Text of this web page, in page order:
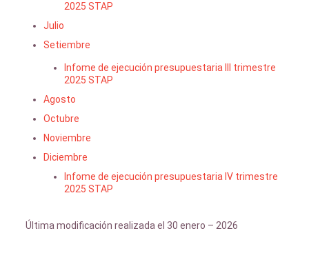
2025 STAP
Julio
Setiembre
Infome de ejecución presupuestaria III trimestre
2025 STAP
Agosto
Octubre
Noviembre
Diciembre
Infome de ejecución presupuestaria IV trimestre
2025 STAP
Última modificación realizada el 30 enero – 2026